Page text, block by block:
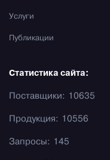
Услуги
Публикации
Статистика сайта:
Поставщики: 10635
Продукция: 10556
Запросы: 145